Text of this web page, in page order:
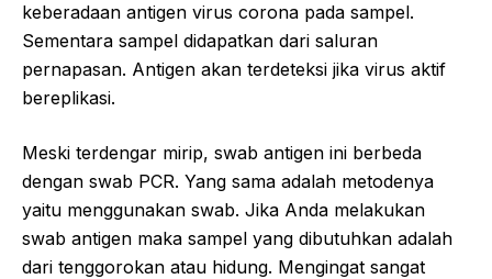
keberadaan antigen virus corona pada sampel.
Sementara sampel didapatkan dari saluran
pernapasan. Antigen akan terdeteksi jika virus aktif
bereplikasi.
Meski terdengar mirip, swab antigen ini berbeda
dengan swab PCR. Yang sama adalah metodenya
yaitu menggunakan swab. Jika Anda melakukan
swab antigen maka sampel yang dibutuhkan adalah
dari tenggorokan atau hidung. Mengingat sangat